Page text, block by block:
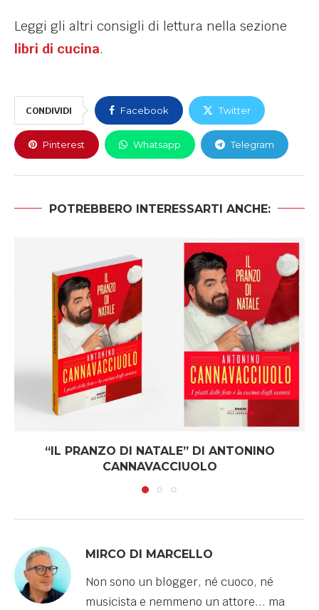
Leggi gli altri consigli di lettura nella sezione
libri di cucina.
CONDIVIDI Facebook Twitter
Pinterest Whatsapp Telegram
POTREBBERO INTERESSARTI ANCHE:
“IL PRANZO DI NATALE” DI ANTONINO
CANNAVACCIUOLO
MIRCO DI MARCELLO
Non sono un blogger, né cuoco, né
musicista e nemmeno un attore... ma